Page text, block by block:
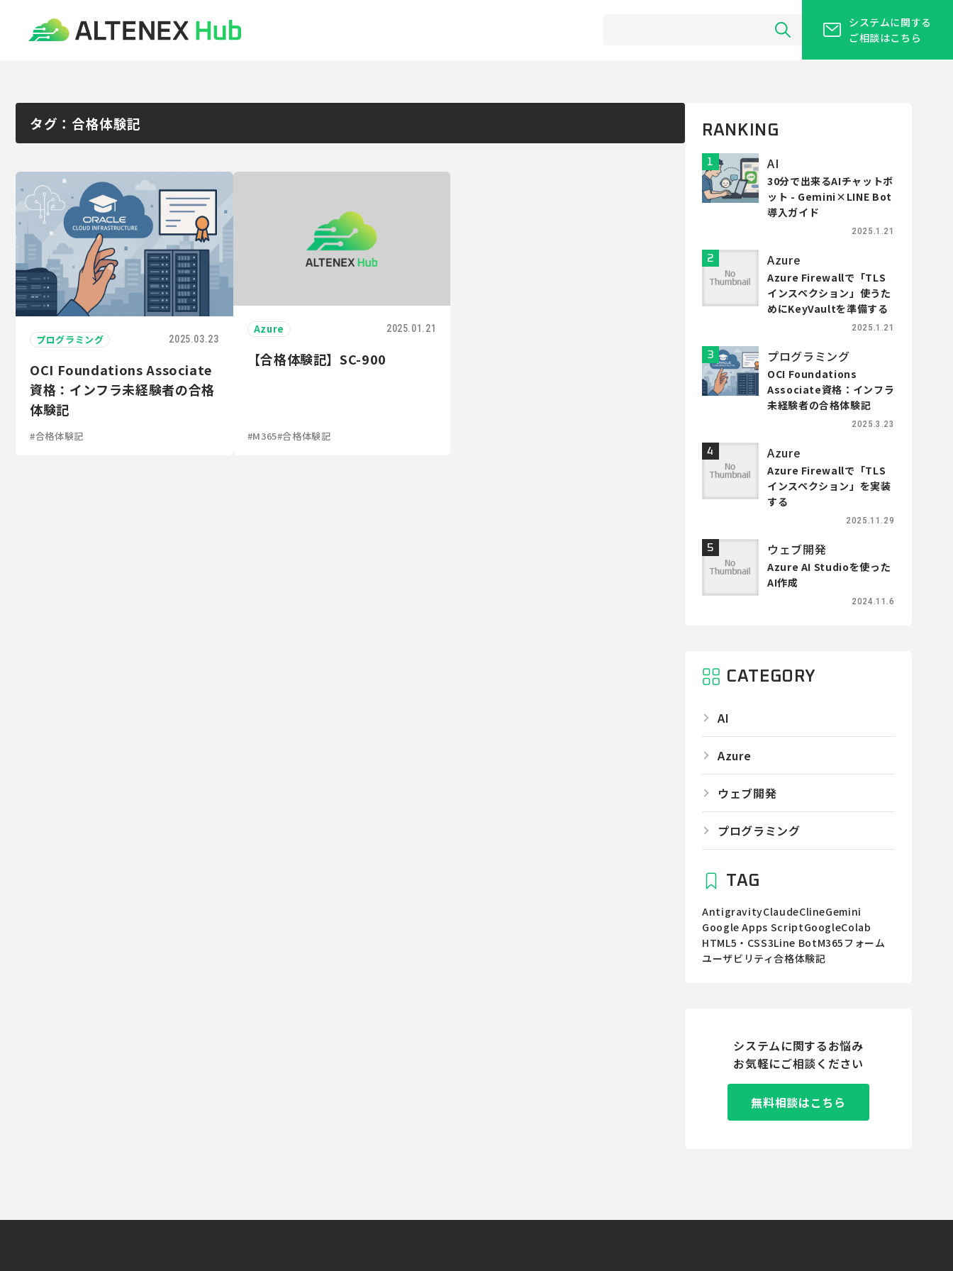
システムに関する
ご相談はこちら
タグ：合格体験記
プログラミング 2025.03.23
OCI Foundations Associate
資格：インフラ未経験者の合格
体験記
#合格体験記
Azure 2025.01.21
【合格体験記】SC-900
#M365#合格体験記
RANKING
AI
30分で出来るAIチャットボ
ット - Gemini×LINE Bot
導入ガイド
2025.1.21
Azure
Azure Firewallで「TLS
インスペクション」使うた
めにKeyVaultを準備する
2025.1.21
プログラミング
OCI Foundations
Associate資格：インフラ
未経験者の合格体験記
2025.3.23
Azure
Azure Firewallで「TLS
インスペクション」を実装
する
2025.11.29
ウェブ開発
Azure AI Studioを使った
AI作成
2024.11.6
CATEGORY
AI
Azure
ウェブ開発
プログラミング
TAG
AntigravityClaudeClineGemini
Google Apps ScriptGoogleColab
HTML5・CSS3Line BotM365 フォーム
ユーザビリティ合格体験記
システムに関するお悩み
お気軽にご相談ください
無料相談はこちら